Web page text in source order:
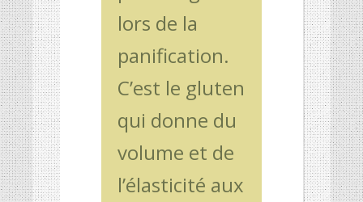
lors de la
panification.
C’est le gluten
qui donne du
volume et de
l’élasticité aux